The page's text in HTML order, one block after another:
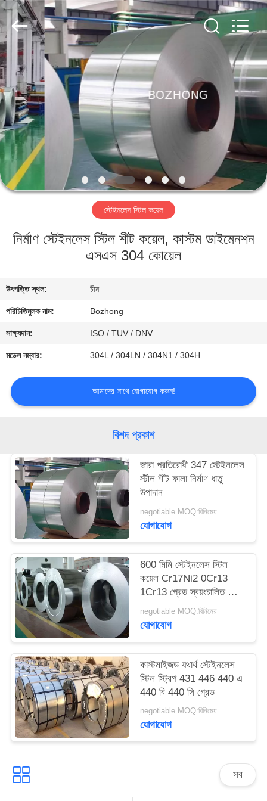
বাড়ি
পণ্য
আমাদের
সম্পর্কে
কারখানা
যোগাযোগ
করুন
উদ্ধৃতির
জন্য
আবেদন
প্লেট
সরবরাহকারী.
Copyright
©
2020
-
2022
sssteelplate.com.
All
Rights
Reserved.
স্টেইনলেস স্টিল কয়েল
নির্মাণ স্টেইনলেস স্টিল শীট কয়েল, কাস্টম ডাইমেনশন
এসএস 304 কোয়েল
উৎপত্তি স্থল: চীন
পরিচিতিমুলক নাম: Bozhong
সাক্ষ্যদান: ISO / TUV / DNV
মডেল নম্বার: 304L / 304LN / 304N1 / 304H
আমাদের সাথে যোগাযোগ করুন!
বিশদ প্রকাশ
জারা প্রতিরোধী 347 স্টেইনলেস
স্টীল শীট ফালা নির্মাণ ধাতু
উপাদান
negotiable MOQ:বিনিমেয়
যোগাযোগ
600 মিমি স্টেইনলেস স্টিল
কয়েল Cr17Ni2 0Cr13
1Cr13 গ্রেড স্বয়ংচালিত ট্রিম
এবং ছাঁচনির্মাণ জন্য
negotiable MOQ:বিনিমেয়
যোগাযোগ
কাস্টমাইজড যথার্থ স্টেইনলেস
স্টিল স্ট্রিপ 431 446 440 এ
440 বি 440 সি গ্রেড
negotiable MOQ:বিনিমেয়
যোগাযোগ
সব